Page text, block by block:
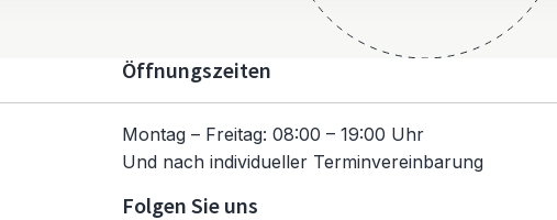
Öffnungszeiten
Montag – Freitag: 08:00 – 19:00 Uhr
Und nach individueller Terminvereinbarung
Folgen Sie uns